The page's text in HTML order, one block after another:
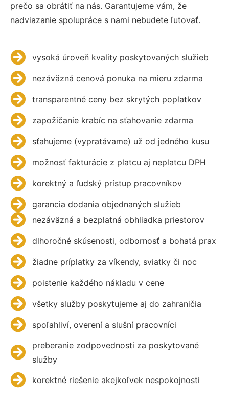
prečo sa obrátiť na nás. Garantujeme vám, že
nadviazanie spolupráce s nami nebudete ľutovať.
vysoká úroveň kvality poskytovaných služieb
nezáväzná cenová ponuka na mieru zdarma
transparentné ceny bez skrytých poplatkov
zapožičanie krabíc na sťahovanie zdarma
sťahujeme (vypratávame) už od jedného kusu
možnosť fakturácie z platcu aj neplatcu DPH
korektný a ľudský prístup pracovníkov
garancia dodania objednaných služieb
nezáväzná a bezplatná obhliadka priestorov
dlhoročné skúsenosti, odbornosť a bohatá prax
žiadne príplatky za víkendy, sviatky či noc
poistenie každého nákladu v cene
všetky služby poskytujeme aj do zahraničia
spoľahliví, overení a slušní pracovníci
preberanie zodpovednosti za poskytované
služby
korektné riešenie akejkoľvek nespokojnosti